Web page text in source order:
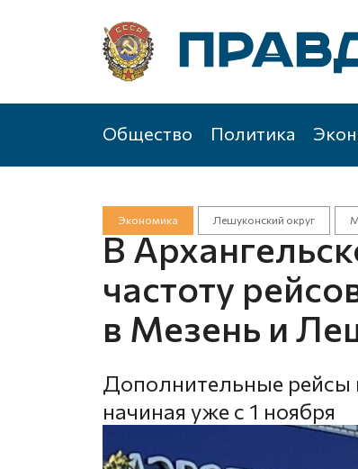
Общество Политика
Экономика Лешуконский округ
В
частоту
в Мезень и
Дополнительные рейсы
начиная уже с 1 ноября